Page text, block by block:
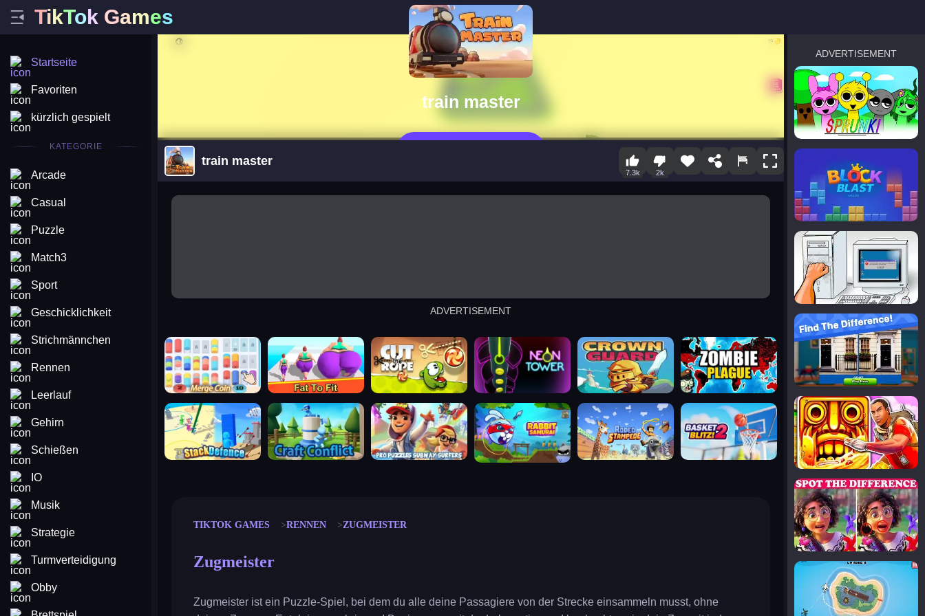
TikTok Games
Startseite
Favoriten
kürzlich gespielt
KATEGORIE
Arcade
Casual
Puzzle
Match3
Sport
Geschicklichkeit
Strichmännchen
Rennen
Leerlauf
Gehirn
Schießen
IO
Musik
Strategie
Turmverteidigung
Obby
train master
train master
7.3k 2k
arena king
ADVERTISEMENT
merge coin fat to fit cut the rope neon tower crown guard zombie plague
stack defence craft conflict subway surfers rabbit samurai rodeo stampede basket blitz
TIKTOK GAMES RENNEN ZUGMEISTER
Zugmeister
Zugmeister ist ein Puzzle-Spiel, bei dem du alle deine Passagiere von der Strecke einsammeln musst, ohne
ADVERTISEMENT
sprunki
Blocky Blast!
smash it
notice the difference
temple run 2
spot the differences
silly sky